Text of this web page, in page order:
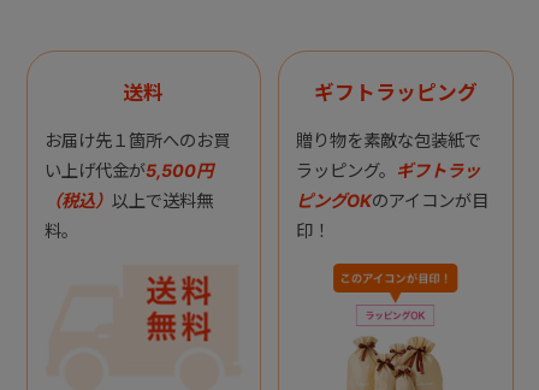
送料
お届け先１箇所へのお買
い上げ代金が5,500円
（税込） 以上で送料無
料。
ギフトラッピング
贈り物を素敵な包装紙で
ラッピング。 ギフトラッ
ピングOKのアイコンが目
印！